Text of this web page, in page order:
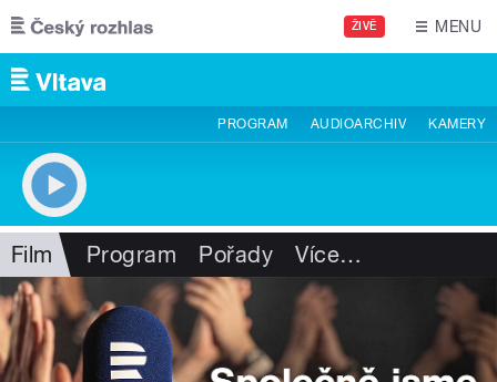
Přejít k hlavnímu obsahu
ŽIVĚ MENU
PROGRAM AUDIOARCHIV KAMERY
Film Program Pořady Více…